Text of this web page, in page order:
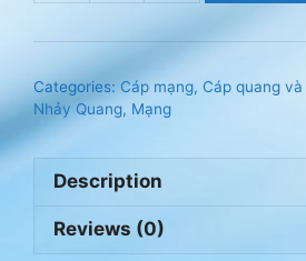
cáp
CAT6,
mã
Categories: Cáp mạng, Cáp quang và
Nhảy Quang, Mạng
Description
Reviews (0)